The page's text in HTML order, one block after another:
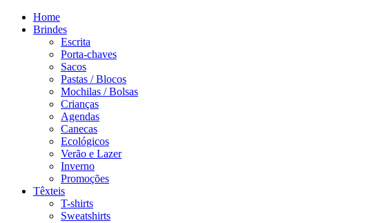
Home
Brindes
Escrita
Porta-chaves
Sacos
Pastas / Blocos
Mochilas / Bolsas
Crianças
Agendas
Canecas
Ecológicos
Verão e Lazer
Inverno
Promoções
Têxteis
T-shirts
Sweatshirts